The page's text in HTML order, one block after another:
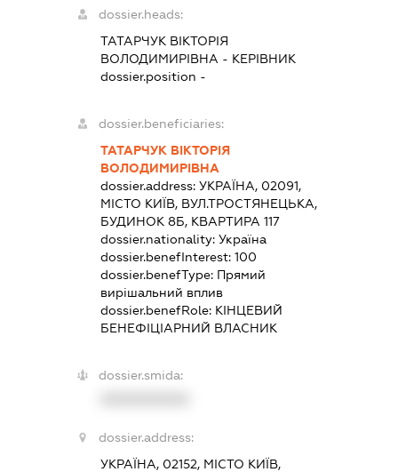
dossier.heads:
ТАТАРЧУК ВІКТОРІЯ
ВОЛОДИМИРІВНА - КЕРІВНИК
dossier.position -
dossier.beneficiaries:
ТАТАРЧУК ВІКТОРІЯ
ВОЛОДИМИРІВНА
dossier.address:УКРАЇНА, 02091,
МІСТО КИЇВ, ВУЛ.ТРОСТЯНЕЦЬКА,
БУДИНОК 8Б, КВАРТИРА 117
dossier.nationality:Україна
dossier.benefInterest:100
dossier.benefType: Прямий
вирішальний вплив
dossier.benefRole: КІНЦЕВИЙ
БЕНЕФІЦІАРНИЙ ВЛАСНИК
dossier.smida:
dossier.address:
УКРАЇНА, 02152, МІСТО КИЇВ,